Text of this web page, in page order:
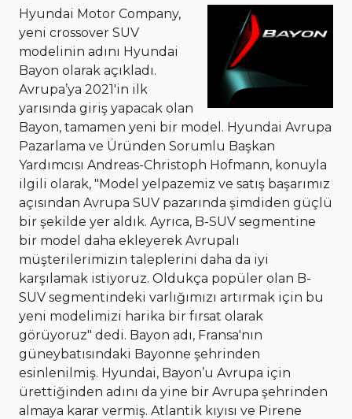
Hyundai Motor Company,
yeni crossover SUV
modelinin adını Hyundai
Bayon olarak açıkladı.
Avrupa’ya 2021'in ilk
yarısında giriş yapacak olan
Bayon, tamamen yeni bir model. Hyundai Avrupa
Pazarlama ve Üründen Sorumlu Başkan
Yardımcısı Andreas-Christoph Hofmann, konuyla
ilgili olarak, "Model yelpazemiz ve satış başarımız
açısından Avrupa SUV pazarında şimdiden güçlü
bir şekilde yer aldık. Ayrıca, B-SUV segmentine
bir model daha ekleyerek Avrupalı
müşterilerimizin taleplerini daha da iyi
karşılamak istiyoruz. Oldukça popüler olan B-
SUV segmentindeki varlığımızı artırmak için bu
yeni modelimizi harika bir fırsat olarak
görüyoruz" dedi. Bayon adı, Fransa'nın
güneybatısındaki Bayonne şehrinden
esinlenilmiş. Hyundai, Bayon’u Avrupa için
ürettiğinden adını da yine bir Avrupa şehrinden
almaya karar vermiş. Atlantik kıyısı ve Pirene